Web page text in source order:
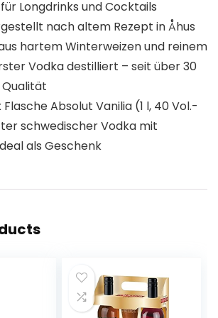
Longdrinks und Cocktails
nach altem Rezept in Åhus
hartem Winterweizen und reinem
Vodka destilliert – seit über 30
Flasche Absolut Vanilia (1 l, 40 Vol.-
schwedischer Vodka mit
als Geschenk